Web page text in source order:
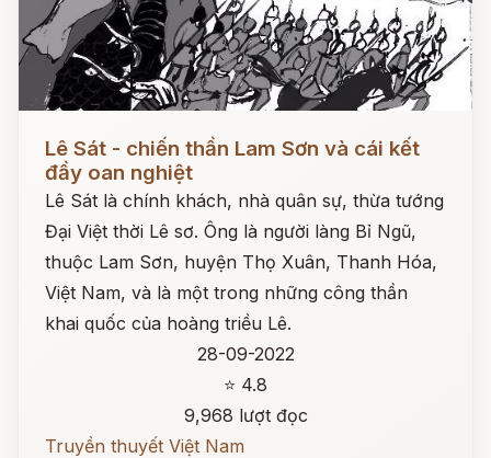
Lê Sát - chiến thần Lam Sơn và cái kết
đầy oan nghiệt
Lê Sát là chính khách, nhà quân sự, thừa tướng
Đại Việt thời Lê sơ. Ông là người làng Bỉ Ngũ,
thuộc Lam Sơn, huyện Thọ Xuân, Thanh Hóa,
Việt Nam, và là một trong những công thần
khai quốc của hoàng triều Lê.
28-09-2022
⭐ 4.8
9,968 lượt đọc
Truyền thuyết Việt Nam